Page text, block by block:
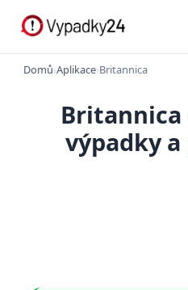
Domů›Aplikace›Britannica
výpadky